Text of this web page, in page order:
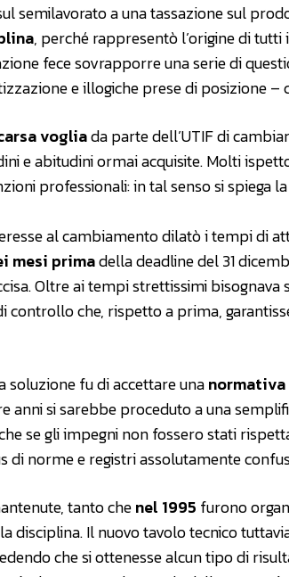
semilavorato a una tassazione sul
, perché rappresentò l’origine di
fece sovrapporre una serie di
e illogiche prese di posizione
vogliada parte dell’UTIF di
e abitudini ormai acquisite. Molti
professionali: in tal senso si spiega
al cambiamento dilatò i tempi di
mesi primadella deadline del 31
Oltre ai tempi strettissimi
controllo che, rispetto a prima,
soluzione fu di accettare unanormativa
anni si sarebbe proceduto a una
se gli impegni non fossero stati
di norme e registri assolutamente
tanto chenel 1995 furono
disciplina. Il nuovo tavolo tecnico
che si ottenesse alcun tipo di